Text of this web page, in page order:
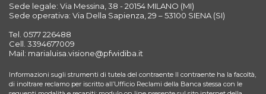
Sede legale: Via Messina, 38 - 20154 MILANO (MI)
Sede operativa: Via Della Sapienza, 29 – 53100 SIENA (SI)
Tel. 0577 226488
Cell. 3394677009
Mail: marialuisa.visione@pfwidiba.it
Informazioni sugli strumenti di tutela del contraente Il contraente ha la facoltà,
di inoltrare reclamo per iscritto all’Ufficio Reclami della Banca stessa con le